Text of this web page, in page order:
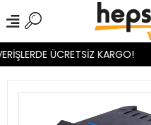
ÜCRETSİZ KARGO!